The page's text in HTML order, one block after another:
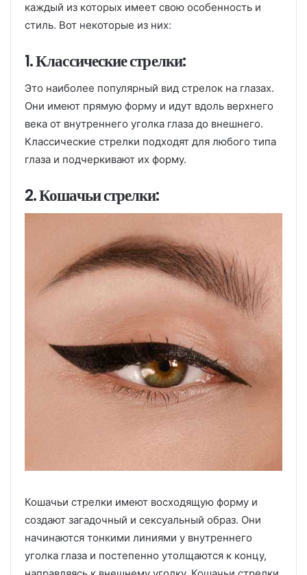
каждый из которых имеет свою особенность и
стиль. Вот некоторые из них:
1. Классические стрелки:
Это наиболее популярный вид стрелок на глазах.
Они имеют прямую форму и идут вдоль верхнего
века от внутреннего уголка глаза до внешнего.
Классические стрелки подходят для любого типа
глаза и подчеркивают их форму.
2. Кошачьи стрелки:
Кошачьи стрелки имеют восходящую форму и
создают загадочный и сексуальный образ. Они
начинаются тонкими линиями у внутреннего
уголка глаза и постепенно утолщаются к концу,